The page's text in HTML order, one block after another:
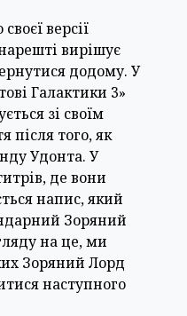
версії
вирішує
додому. У
Галактики 3»
зі своїм
після того, як
Удонта. У
де вони
напис, який
Зоряний
на це, ми
Зоряний Лорд
наступного